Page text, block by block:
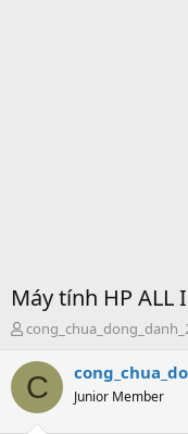
Máy tính HP ALL
T
r
e
a
C Junior Member